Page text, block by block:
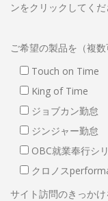
ンをクリックしてくだ
ご希望の製品を（複数
Touch on Time
King of Time
ジョブカン勤怠
ジンジャー勤怠
OBC就業奉行シ
クロノス
サイト訪問のきっかけ